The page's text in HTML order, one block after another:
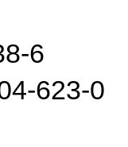
6
623-0